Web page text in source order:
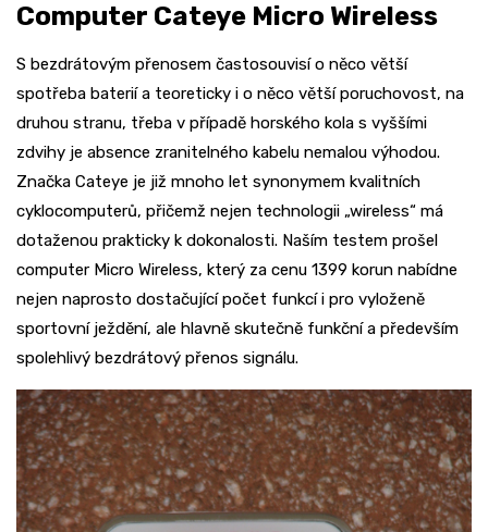
Computer Cateye Micro Wireless
S bezdrátovým přenosem častosouvisí o něco větší
spotřeba baterií a teoreticky i o něco větší poruchovost, na
druhou stranu, třeba v případě horského kola s vyššími
zdvihy je absence zranitelného kabelu nemalou výhodou.
Značka Cateye je již mnoho let synonymem kvalitních
cyklocomputerů, přičemž nejen technologii „wireless“ má
dotaženou prakticky k dokonalosti. Naším testem prošel
computer Micro Wireless, který za cenu 1399 korun nabídne
nejen naprosto dostačující počet funkcí i pro vyloženě
sportovní ježdění, ale hlavně skutečně funkční a především
spolehlivý bezdrátový přenos signálu.